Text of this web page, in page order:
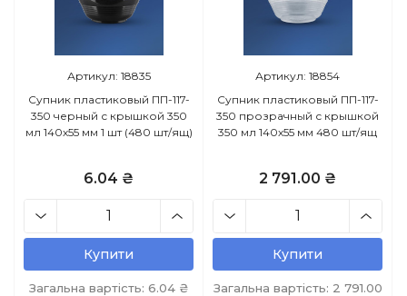
Артикул: 18835
Супник пластиковый ПП-117-
350 черный с крышкой 350
мл 140х55 мм 1 шт (480 шт/ящ)
6.04 ₴
Купити
Загальна вартість: 6.04₴
Артикул: 18854
Супник пластиковый ПП-117-
350 прозрачный с крышкой
350 мл 140х55 мм 480 шт/ящ
2 791.00 ₴
Купити
Загальна вартість: 2 791.00